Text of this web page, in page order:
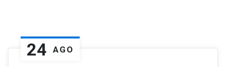
24 AGO